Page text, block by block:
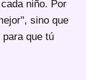
niño. Por
sino que
que tú